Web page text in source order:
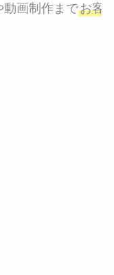
動画制作までお客